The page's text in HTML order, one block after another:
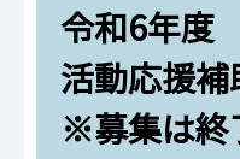
令和6年度 堺
いて ※募集
令和6年度
活動応援
※募集は終